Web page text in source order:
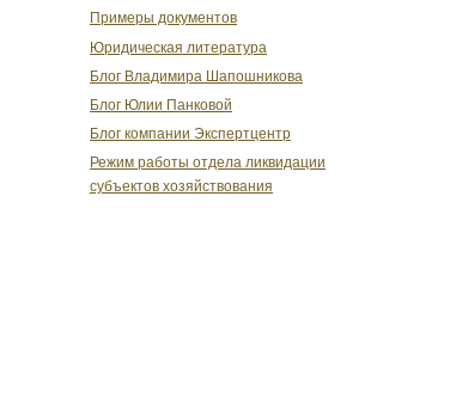
Примеры документов
Юридическая литература
Блог Владимира Шапошникова
Блог Юлии Панковой
Блог компании Экспертцентр
Режим работы отдела ликвидации
субъектов хозяйствования